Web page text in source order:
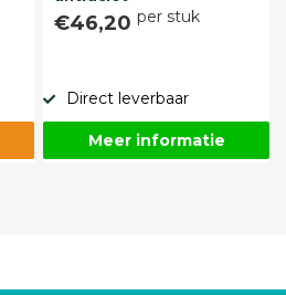
€46,20 per stuk
Direct leverbaar
Meer informatie